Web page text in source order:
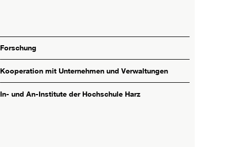
Forschung
Kooperation mit Unternehmen und Verwaltungen
In- und An-Institute der Hochschule Harz